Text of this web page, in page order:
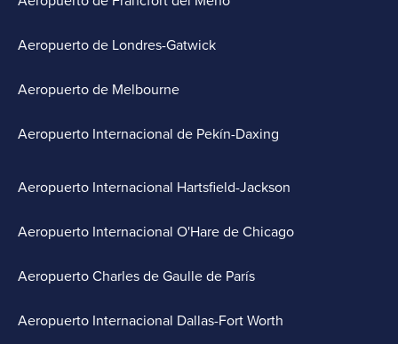
Aeropuerto de Londres-Gatwick
Aeropuerto de Melbourne
Aeropuerto Internacional de Pekín-Daxing
Aeropuerto Internacional Hartsfield-Jackson
Aeropuerto Internacional O'Hare de Chicago
Aeropuerto Charles de Gaulle de París
Aeropuerto Internacional Dallas-Fort Worth